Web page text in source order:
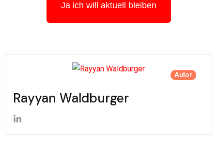
Ja ich will aktuell bleiben
Rayyan Waldburger
Autor